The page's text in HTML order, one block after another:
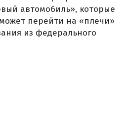
автомобиль», которые
перейти на «плечи»
из федерального